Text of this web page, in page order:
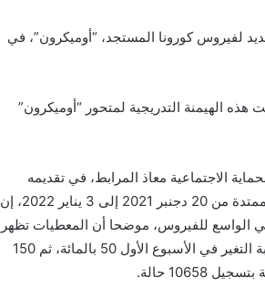
لفيروس كورونا المستجد، “أوميكرون”، في
هذه الهيمنة التدريجية لمتحور “أوميكرون”
الاجتماعية معاذ المرابط، في تقديمه
للحصيلة نصف الشهرية الخاصة بالحالة الوبائية للجائحة خلال الفترة الممتدة من 20 دجنبر 2021 إلى 3 يناير 2022، إن
الواسع للفيروس، موضحا أن المعطيات تظهر
أن هذه الموجة تتميز بتغير أسبوعي كبير في عدد الحالات، إذ بلغت نسبة التغير في الأسبوع الأول 50 بالمائة، ثم 150